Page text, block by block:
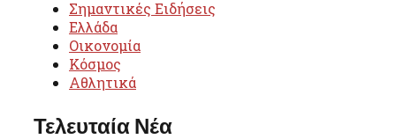
Σημαντικές Ειδήσεις
Ελλάδα
Οικονομία
Κόσμος
Αθλητικά
Τελευταία Νέα